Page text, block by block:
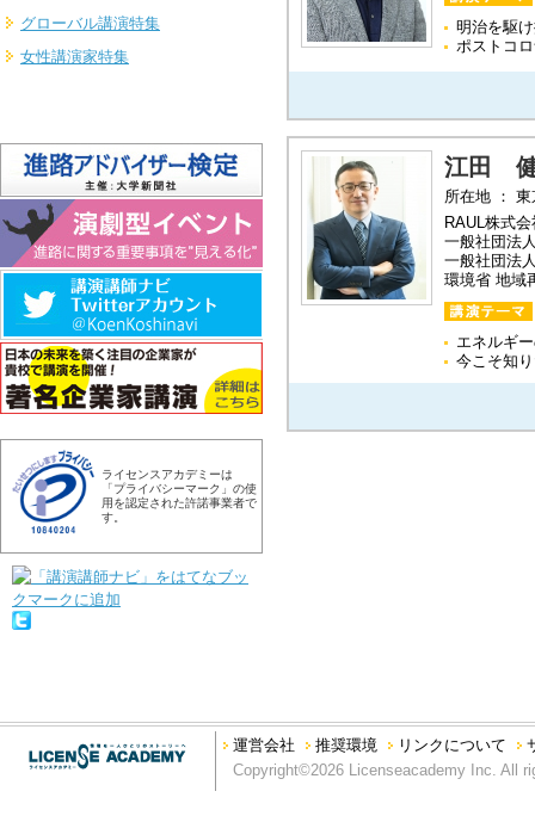
グローバル講演特集
女性講演家特集
ライセンスアカデミーは
「プライバシーマーク」の使
用を認定された許諾事業者で
す。
明治を駆
ポストコ
江田
所在地 ：
RAUL株式
一般社団法
一般社団法
環境省 地域
エネルギ
今こそ知
運営会社 推奨環境 リンクについて
Copyright©2026 Licenseacademy Inc. All